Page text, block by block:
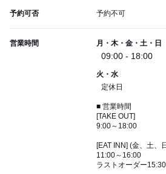
予約可否 予約不可
営業時間 月・木・金・土・日
09:00 - 18:00
火・水
定休日
■ 営業時間
[TAKE OUT]
9:00～18:00
[EAT INN] (金、土、
11:00～16:00
ラストオーダー15:30